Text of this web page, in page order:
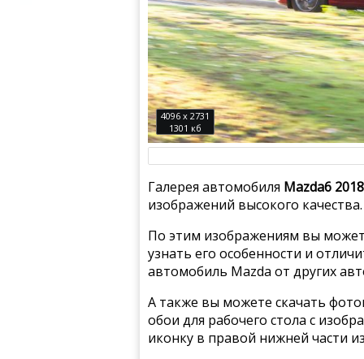
4096 x 2731
1301 кб
Галерея автомобиля Mazda6
изображений высокого качества.
По этим изображениям вы
узнать его особенности и
автомобиль Mazda от других
А также вы можете скачать
обои для рабочего стола с
иконку в правой нижней части